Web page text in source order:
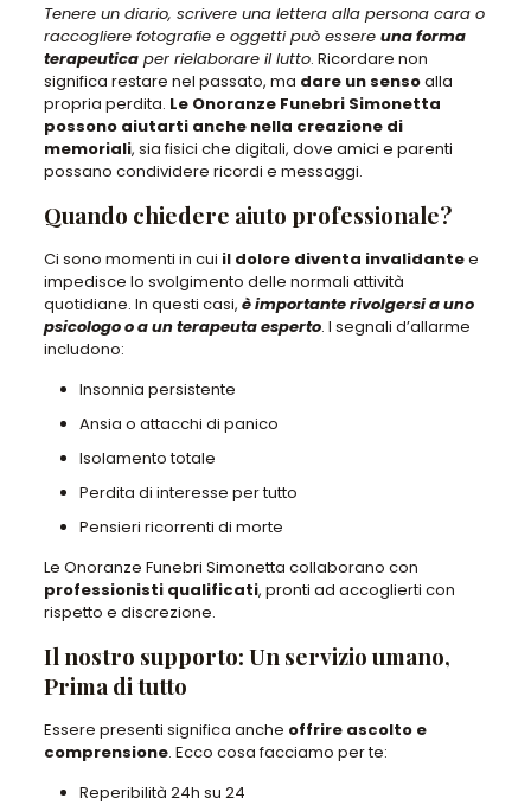
Tenere un diario, scrivere una lettera alla persona cara o
raccogliere fotografie e oggetti può essere una forma
terapeuticaper rielaborare il lutto. Ricordare non
significa restare nel passato, ma dare un sensoalla
propria perdita. Le Onoranze Funebri Simonetta
possono aiutarti anche nella creazione di
memoriali, sia fisici che digitali, dove amici e parenti
possano condividere ricordi e messaggi.
Quando chiedere aiuto professionale?
Ci sono momenti in cui il dolore diventa invalidantee
impedisce lo svolgimento delle normali attività
quotidiane. In questi casi, è importante rivolgersi a uno
psicologo o a un terapeuta esperto. I segnali d’allarme
includono:
Insonnia persistente
Ansia o attacchi di panico
Isolamento totale
Perdita di interesse per tutto
Pensieri ricorrenti di morte
Le Onoranze Funebri Simonetta collaborano con
professionisti qualificati, pronti ad accoglierti con
rispetto e discrezione.
Il nostro supporto: Un servizio umano,
Prima di tutto
Essere presenti significa anche offrire ascolto e
comprensione. Ecco cosa facciamo per te:
Reperibilità 24h su 24